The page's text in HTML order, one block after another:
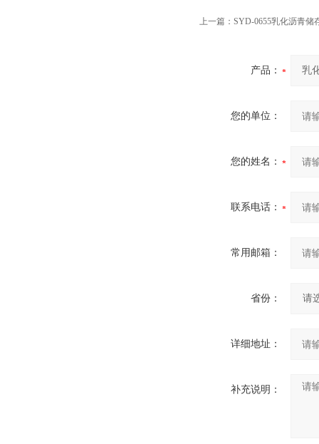
上一篇： SYD-0655乳化沥青储
产品：
您的单位：
您的姓名：
联系电话：
常用邮箱：
省份：
详细地址：
补充说明：